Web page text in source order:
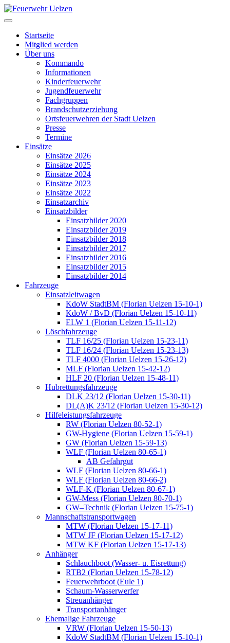
Startseite
Mitglied werden
Über uns
Kommando
Informationen
Kinderfeuerwehr
Jugendfeuerwehr
Fachgruppen
Brandschutzerziehung
Ortsfeuerwehren der Stadt Uelzen
Presse
Termine
Einsätze
Einsätze 2026
Einsätze 2025
Einsätze 2024
Einsätze 2023
Einsätze 2022
Einsatzarchiv
Einsatzbilder
Einsatzbilder 2020
Einsatzbilder 2019
Einsatzbilder 2018
Einsatzbilder 2017
Einsatzbilder 2016
Einsatzbilder 2015
Einsatzbilder 2014
Fahrzeuge
Einsatzleitwagen
KdoW StadtBM (Florian Uelzen 15-10-1)
KdoW / BvD (Florian Uelzen 15-10-11)
ELW 1 (Florian Uelzen 15-11-12)
Löschfahrzeuge
TLF 16/25 (Florian Uelzen 15-23-11)
TLF 16/24 (Florian Uelzen 15-23-13)
TLF 4000 (Florian Uelzen 15-26-12)
MLF (Florian Uelzen 15-42-12)
HLF 20 (Florian Uelzen 15-48-11)
Hubrettungsfahrzeuge
DLK 23/12 (Florian Uelzen 15-30-11)
DL(A)K 23/12 (Florian Uelzen 15-30-12)
Hilfeleistungsfahrzeuge
RW (Florian Uelzen 80-52-1)
GW-Hygiene (Florian Uelzen 15-59-1)
GW (Florian Uelzen 15-59-13)
WLF (Florian Uelzen 80-65-1)
AB Gefahrgut
WLF (Florian Uelzen 80-66-1)
WLF (Florian Uelzen 80-66-2)
WLF-K (Florian Uelzen 80-67-1)
GW-Mess (Florian Uelzen 80-70-1)
GW–Technik (Florian Uelzen 15-75-1)
Mannschaftstransportwagen
MTW (Florian Uelzen 15-17-11)
MTW JF (Florian Uelzen 15-17-12)
MTW KF (Florian Uelzen 15-17-13)
Anhänger
Schlauchboot (Wasser- u. Eisrettung)
RTB2 (Florian Uelzen 15-78-12)
Feuerwehrboot (Eule 1)
Schaum-Wasserwerfer
Streuanhänger
Transportanhänger
Ehemalige Fahrzeuge
VRW (Florian Uelzen 15-50-13)
KdoW StadtBM (Florian Uelzen 15-10-1)